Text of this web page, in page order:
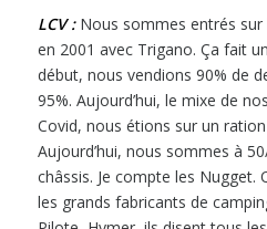
LCV : Nous sommes entrés
en 2001 avec Trigano. Ça fait
début, nous vendions 90% de
95%. Aujourd’hui, le mixe de
Covid, nous étions sur un
Aujourd’hui, nous sommes à
châssis. Je compte les Nugget.
les grands fabricants de